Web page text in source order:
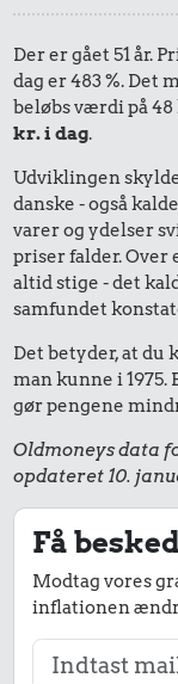
Der er gået 51 år.
dag er 483 %. Det
beløbs værdi på
kr. i dag.
Udviklingen
danske - også
varer og ydelser
priser falder.
altid stige - det
samfundet
Det betyder, at du
man kunne i 1975.
gør pengene
Oldmoneys data
opdateret 10.
Få
Modtag vores
inflationen